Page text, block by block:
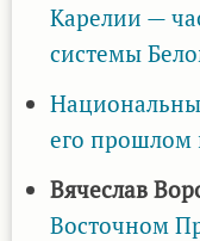
Карелии —
системы
его прошлом
Вячеслав
Восточном